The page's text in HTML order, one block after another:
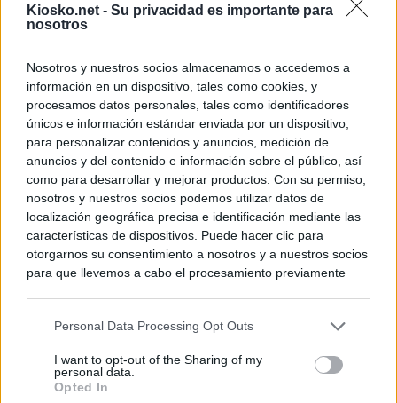
Kiosko.net - Su privacidad es importante para
nosotros
Nosotros y nuestros socios almacenamos o accedemos a
información en un dispositivo, tales como cookies, y
procesamos datos personales, tales como identificadores
únicos e información estándar enviada por un dispositivo,
para personalizar contenidos y anuncios, medición de
anuncios y del contenido e información sobre el público, así
como para desarrollar y mejorar productos. Con su permiso,
nosotros y nuestros socios podemos utilizar datos de
localización geográfica precisa e identificación mediante las
características de dispositivos. Puede hacer clic para
otorgarnos su consentimiento a nosotros y a nuestros socios
para que llevemos a cabo el procesamiento previamente
negar su consentimiento. Tenga en cuenta que algún
de su consentimiento, pero usted tiene el derecho de
rechazar tal procesamiento. Sus preferencias se aplicarán
Personal Data Processing Opt Outs
I want to opt-out of the Sharing of my
personal data.
Opted In